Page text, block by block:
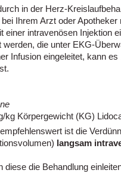
in der Herz-
Ihrem Arzt oder
einer intravenösen Injektion
die unter EKG-
Infusion eingeleitet, kann
kg Körpergewicht (KG)
ist die
langsam
diese die Behandlung